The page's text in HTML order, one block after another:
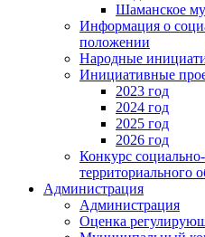
Шаманское
Информация о
положении
Народные
Инициативные
2023 год
2024 год
2025 год
2026 год
Конкурс
территориального
Администрация
Администрация
Оценка